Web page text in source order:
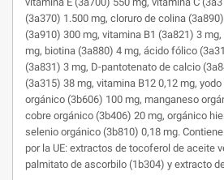
(3a370) 1.500 mg, cloruro de colina
(3a910) 300 mg, vitamina B1 (3a821) 3
mg, biotina (3a880) 4 mg, ácido fólico
(3a831) 3 mg, D-pantotenato de calcio
(3a315) 38 mg, vitamina B12 0,12 mg,
orgánico (3b606) 100 mg, manganeso
cobre orgánico (3b406) 20 mg, orgánico
selenio orgánico (3b810) 0,18 mg.
por la UE: extractos de tocoferol de aceite
palmitato de ascorbilo (1b304) y extracto